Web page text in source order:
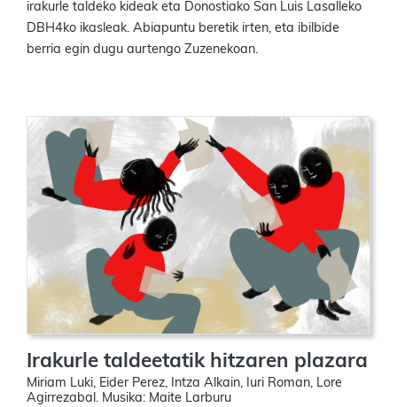
irakurle taldeko kideak eta Donostiako San Luis Lasalleko
DBH4ko ikasleak. Abiapuntu beretik irten, eta ibilbide
berria egin dugu aurtengo Zuzenekoan.
Irakurle taldeetatik hitzaren plazara
Miriam Luki, Eider Perez, Intza Alkain, Iuri Roman, Lore
Agirrezabal. Musika: Maite Larburu